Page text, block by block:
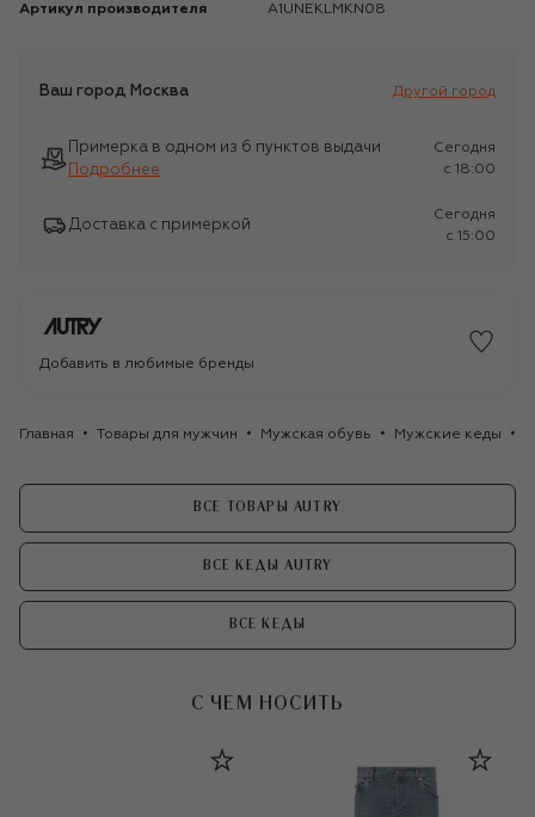
Артикул производителя A1UNEKLMKN08
Ваш город Москва Другой город
Примерка в одном из 6 пунктов выдачи
Подробнее
Сегодня
c 18:00
Доставка с примеркой
Сегодня
c 15:00
Добавить в любимые бренды
Главная Товары для мужчин Мужская обувь Мужские кеды
ВСЕ ТОВАРЫ AUTRY
ВСЕ КЕДЫ AUTRY
ВСЕ КЕДЫ
С ЧЕМ НОСИТЬ